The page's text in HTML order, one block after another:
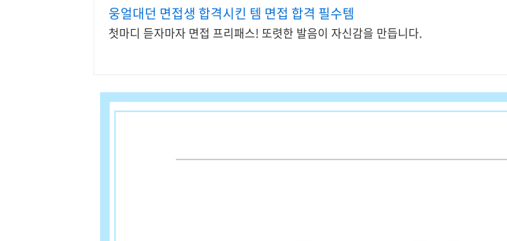
웅얼대던 면접생 합격시킨 템 면접 합격 필수템
첫마디 듣자마자 면접 프리패스! 또렷한 발음이 자신감을 만듭니다.